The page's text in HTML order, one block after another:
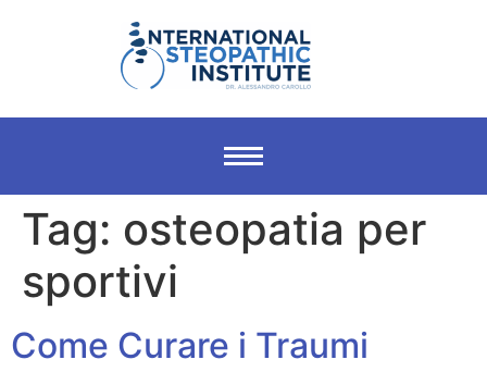
Tag: osteopatia per
sportivi
Come Curare i Traumi